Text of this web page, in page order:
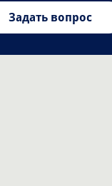
Задать вопрос